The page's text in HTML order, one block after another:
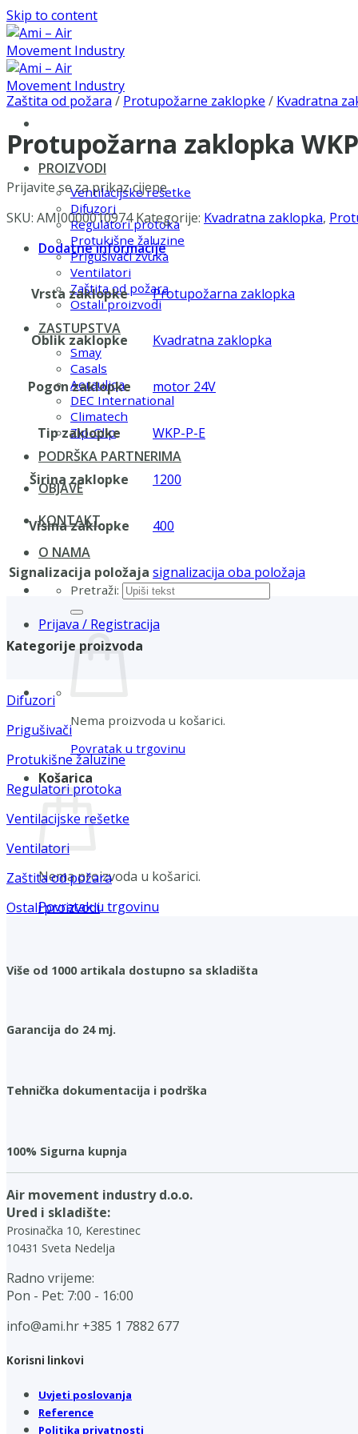
Skip to content
PROIZVODI
Ventilacijske rešetke
Difuzori
Regulatori protoka
Protukišne žaluzine
Prigušivači zvuka
Ventilatori
Zaštita od požara
Ostali proizvodi
ZASTUPSTVA
Smay
Casals
Aerauliqa
DEC International
Climatech
Zip-Clip
PODRŠKA PARTNERIMA
OBJAVE
KONTAKT
O NAMA
Pretraži:
Prijava / Registracija
Nema proizvoda u košarici.
Povratak u trgovinu
Košarica
Nema proizvoda u košarici.
Povratak u trgovinu
Zaštita od požara / Protupožarne zaklopke / Kvadratna
Protupožarna zaklopka
Prijavite se za prikaz cijene
SKU: AMI0000010974 Kategorije: Kvadratna zaklopka,
Dodatne informacije
Vrsta zaklopke Protupožarna zaklopka
Oblik zaklopke Kvadratna zaklopka
Pogon zaklopke motor 24V
Tip zaklopke WKP-P-E
Širina zaklopke 1200
Visina zaklopke 400
Signalizacija položaja signalizacija oba položaja
Kategorije proizvoda
Difuzori
Prigušivači
Protukišne žaluzine
Regulatori protoka
Ventilacijske rešetke
Ventilatori
Zaštita od požara
Ostali proizvodi
Više od 1000 artikala dostupno sa skladišta
Garancija do 24 mj.
Tehnička dokumentacija i podrška
100% Sigurna kupnja
Air movement industry d.o.o.
Ured i skladište:
Prosinačka 10, Kerestinec
10431 Sveta Nedelja
Radno vrijeme:
Pon - Pet: 7:00 - 16:00
info@ami.hr +385 1 7882 677
Korisni linkovi
Uvjeti poslovanja
Reference
Politika privatnosti